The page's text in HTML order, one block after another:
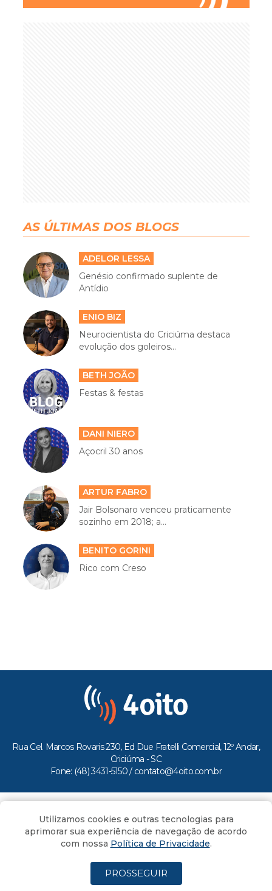
AS ÚLTIMAS DOS BLOGS
ADELOR LESSA
Genésio confirmado suplente de
Antídio
ENIO BIZ
Neurocientista do Criciúma destaca
evolução dos goleiros...
BETH JOÃO
Festas & festas
DANI NIERO
Açocril 30 anos
ARTUR FABRO
Jair Bolsonaro venceu praticamente
sozinho em 2018; a...
BENITO GORINI
Rico com Creso
Rua Cel. Marcos Rovaris 230, Ed Due Fratelli Comercial, 12º Andar,
Criciúma - SC
Fone: (48) 3431-5150 / contato@4oito.com.br
Todos os direitos reservados ao Portal 4oito
Utilizamos cookies e outras tecnologias para
aprimorar sua experiência de navegação de acordo
com nossa Política de Privacidade.
PROSSEGUIR